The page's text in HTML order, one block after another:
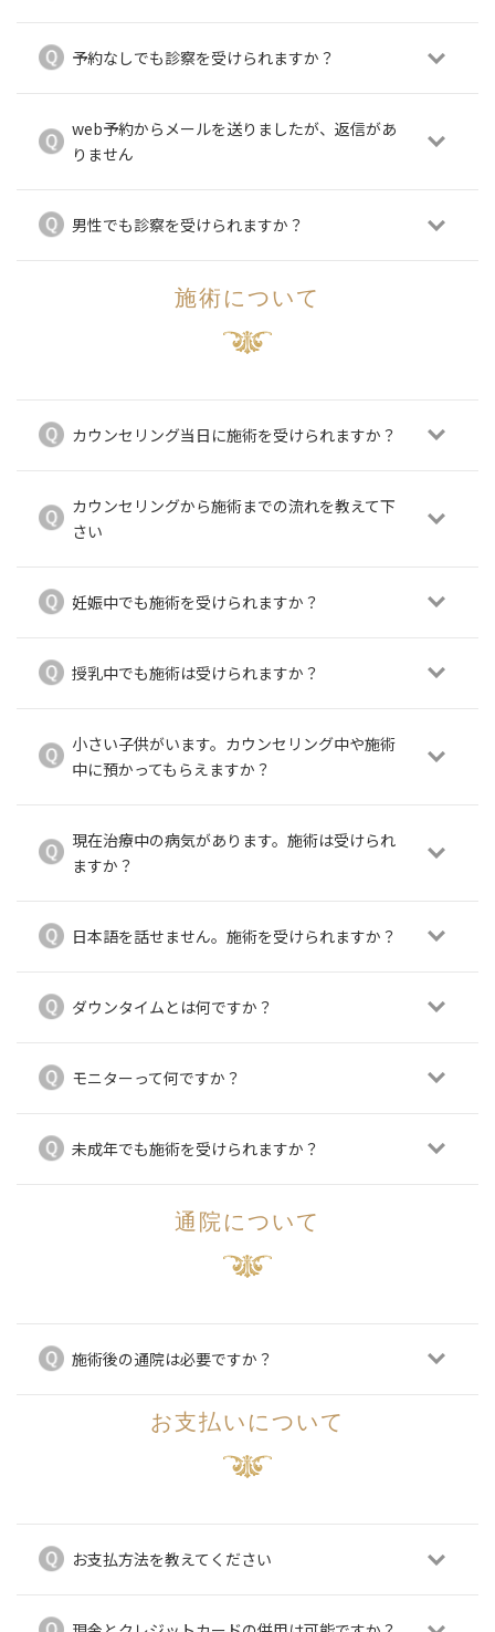
予約なしでも診察を受けられますか？
web予約からメールを送りましたが、返信があ
りません
男性でも診察を受けられますか？
施術について
カウンセリング当日に施術を受けられますか？
カウンセリングから施術までの流れを教えて下
さい
妊娠中でも施術を受けられますか？
授乳中でも施術は受けられますか？
小さい子供がいます。カウンセリング中や施術
中に預かってもらえますか？
現在治療中の病気があります。施術は受けられ
ますか？
日本語を話せません。施術を受けられますか？
ダウンタイムとは何ですか？
モニターって何ですか？
未成年でも施術を受けられますか？
通院について
施術後の通院は必要ですか？
お支払いについて
お支払方法を教えてください